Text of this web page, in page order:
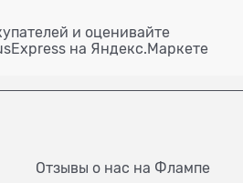
Отзывы о нас на Флампе